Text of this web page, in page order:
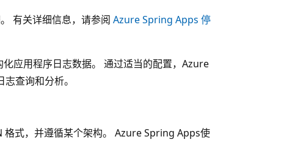
有关详细信息，请参阅 Azure Spring Apps 停
应用程序日志数据。 通过适当的配置，Azure
查询和分析。
格式，并遵循某个架构。 Azure Spring Apps使